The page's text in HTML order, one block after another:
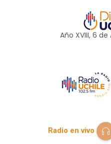
Año XVIII, 6 de
Radio en vivo